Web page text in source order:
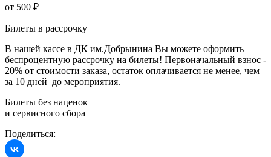
от 500 ₽
Билеты в рассрочку
В нашей кассе в ДК им.Добрынина Вы можете оформить
беспроцентную рассрочку на билеты! Первоначальный взнос -
20% от стоимости заказа, остаток оплачивается не менее, чем
за 10 дней до мероприятия.
Билеты без наценок
и сервисного сбора
Поделиться: